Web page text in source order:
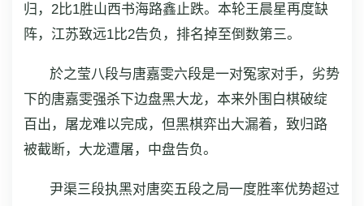
归，2比1胜山西书海路鑫止跌。本轮王晨星再度缺
阵，江苏致远1比2告负，排名掉至倒数第三。
於之莹八段与唐嘉雯六段是一对冤家对手，劣势
下的唐嘉雯强杀下边盘黑大龙，本来外围白棋破绽
百出，屠龙难以完成，但黑棋弈出大漏着，致归路
被截断，大龙遭屠，中盘告负。
尹渠三段执黑对唐奕五段之局一度胜率优势超过